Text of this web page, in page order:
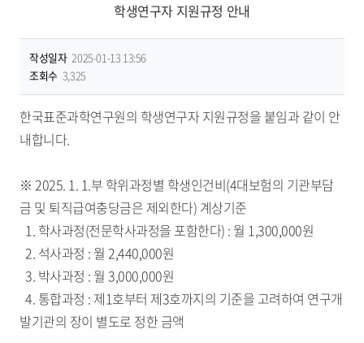
학생연구자 지원규정 안내
작성일자 2025-01-13 13:56
조회수 3,325
한국표준과학연구원의 학생연구자 지원규정을 붙임과 같이 안
내합니다.
※ 2025. 1. 1.부 학위과정별 학생인건비(4대보험의 기관부담
금 및 퇴직급여충당금은 제외한다) 계상기준
1. 학사과정(전문학사과정을 포함한다) : 월 1,300,000원
2. 석사과정 : 월 2,440,000원
3. 박사과정 : 월 3,000,000원
4. 통합과정 : 제1호부터 제3호까지의 기준을 고려하여 연구개
발기관의 장이 별도로 정한 금액